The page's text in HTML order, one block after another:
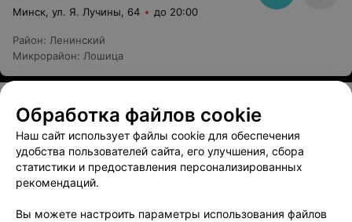
Минск, ул. Я. Лучины, 64 до 20:00
Район: Ленинский
Микрорайон: Лошица
Смотрите также:
Маникюр в Зеленом луге
Маникюр на Каменной горке
Маникюр в Кунцевщине
Маникюр в Малиновке
Маникюр в Сухарево
Обработка файлов cookie
Наш сайт использует файлы cookie для обеспечения
удобства пользователей сайта, его улучшения, сбора
статистики и предоставления персонализированных
рекомендаций.
Вы можете настроить параметры использования файлов